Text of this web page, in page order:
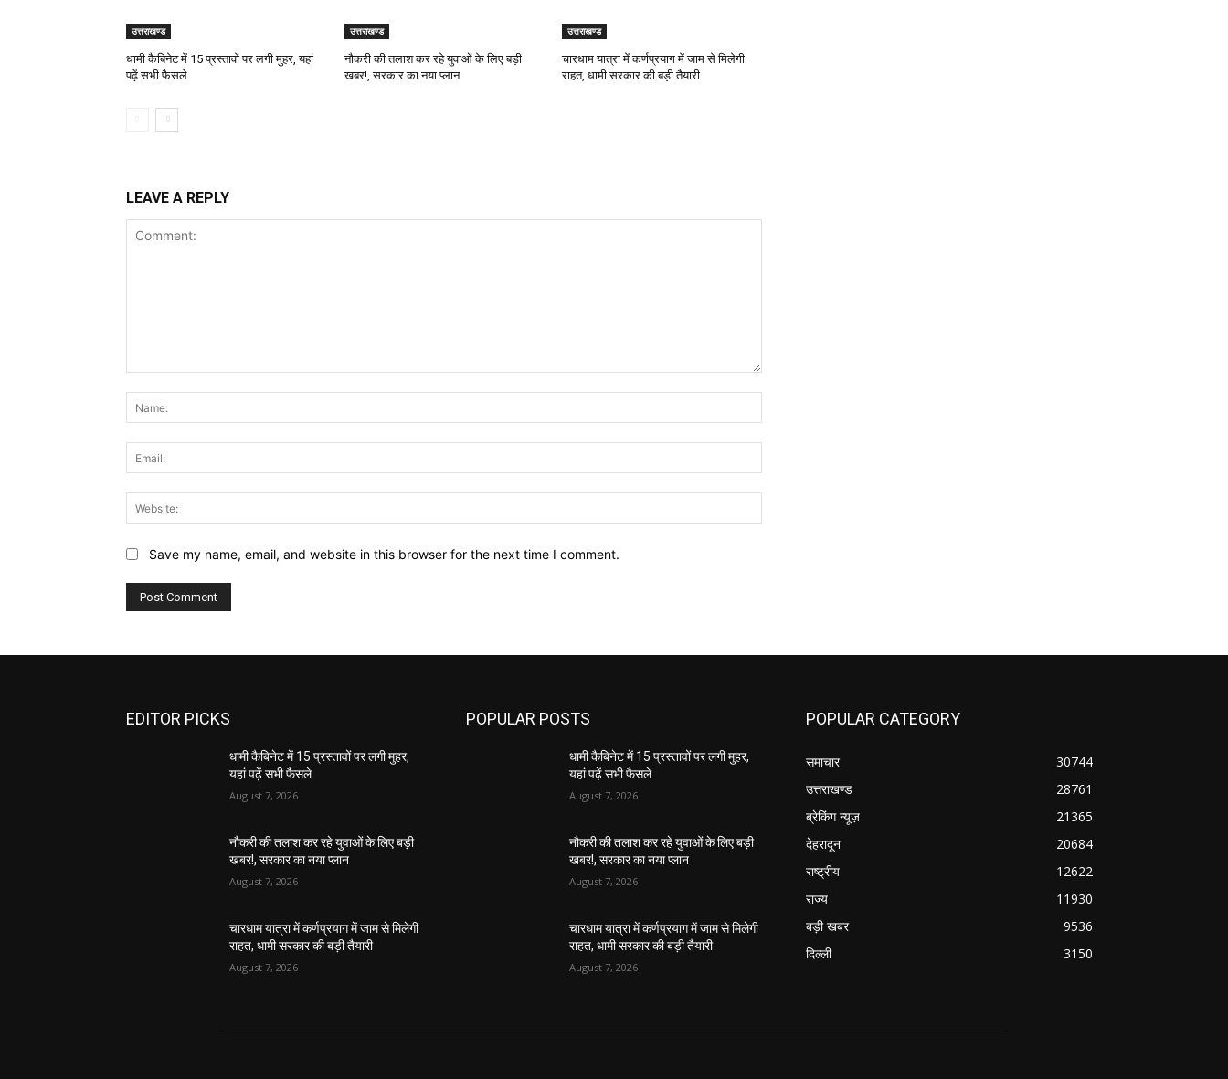
उत्तराखण्ड
धामी कैबिनेट में 15 प्रस्तावों पर लगी मुहर, यहां
पढ़ें सभी फैसले
उत्तराखण्ड
नौकरी की तलाश कर रहे युवाओं के लिए बड़ी
खबर!, सरकार का नया प्लान
उत्तराखण्ड
चारधाम यात्रा में कर्णप्रयाग में जाम से मिलेगी
राहत, धामी सरकार की बड़ी तैयारी
LEAVE A REPLY
Save my name, email, and website in this browser for the next time I comment.
EDITOR PICKS
धामी कैबिनेट में 15 प्रस्तावों पर लगी मुहर,
यहां पढ़ें सभी फैसले
August 7, 2026
नौकरी की तलाश कर रहे युवाओं के लिए बड़ी
खबर!, सरकार का नया प्लान
August 7, 2026
चारधाम यात्रा में कर्णप्रयाग में जाम से मिलेगी
राहत, धामी सरकार की बड़ी तैयारी
August 7, 2026
POPULAR POSTS
धामी कैबिनेट में 15 प्रस्तावों पर लगी मुहर,
यहां पढ़ें सभी फैसले
August 7, 2026
नौकरी की तलाश कर रहे युवाओं के लिए बड़ी
खबर!, सरकार का नया प्लान
August 7, 2026
चारधाम यात्रा में कर्णप्रयाग में जाम से मिलेगी
राहत, धामी सरकार की बड़ी तैयारी
August 7, 2026
POPULAR CATEGORY
समाचार
30744
उत्तराखण्ड
28761
ब्रेकिंग न्यूज़
21365
देहरादून
20684
राष्ट्रीय
12622
राज्य
11930
बड़ी खबर
9536
दिल्ली
3150